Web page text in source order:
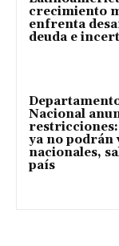
crecimiento
enfrenta
deuda e
Nacional
ya no podrán
nacionales,
país